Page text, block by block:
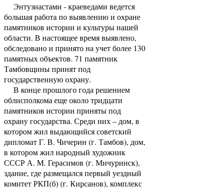
Энтузиастами - краеведами ведется
большая работа по выявлению и охране
памятников истории и культуры нашей
области. В настоящее время выявлено,
обследовано и принято на учет более 130
памятных объектов. 71 памятник
Тамбовщины принят под
государственную охрану.
В конце прошлого года решением
облисполкома еще около тридцати
памятников истории приняты под
охрану государства. Среди них – дом, в
котором жил выдающийся советский
дипломат Г. В. Чичерин (г. Тамбов), дом,
в котором жил народный художник
СССР А. М. Герасимов (г. Мичуринск),
здание, где размещался первый уездный
комитет РКП(б) (г. Кирсанов), комплекс